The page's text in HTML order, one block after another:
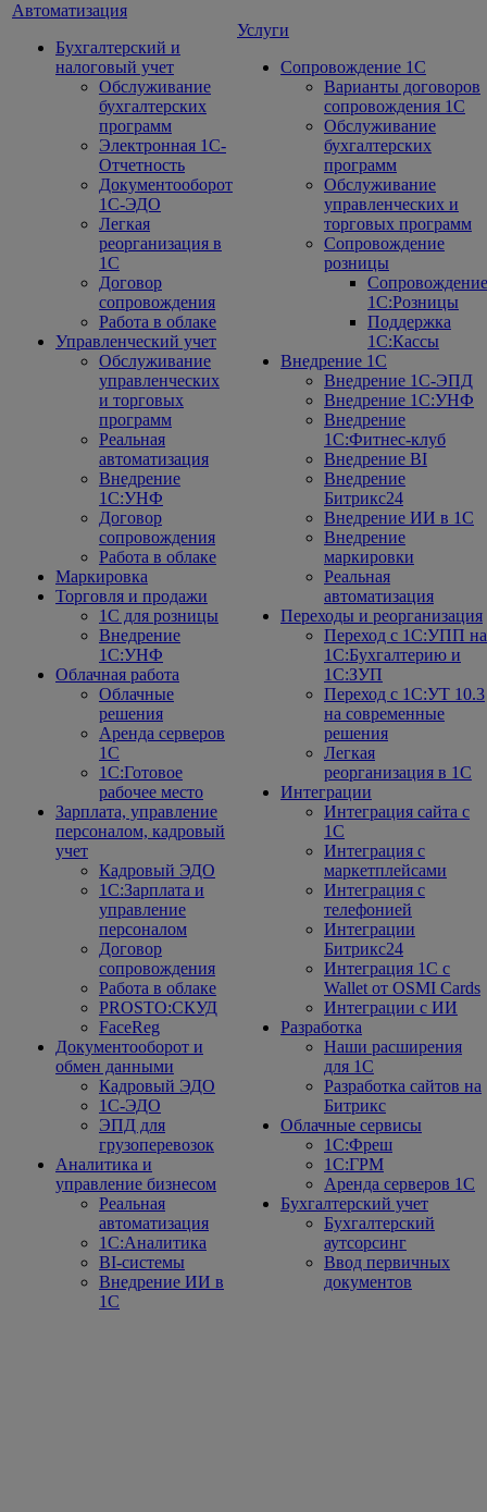
Автоматизация
Бухгалтерский и
налоговый учет
Обслуживание
бухгалтерских
программ
Электронная 1С-
Отчетность
Документооборот
1С-ЭДО
Легкая
реорганизация в
1С
Договор
сопровождения
Работа в облаке
Управленческий учет
Обслуживание
управленческих
и торговых
программ
Реальная
автоматизация
Внедрение
1С:УНФ
Договор
сопровождения
Работа в облаке
Маркировка
Торговля и продажи
1С для розницы
Внедрение
1С:УНФ
Облачная работа
Облачные
решения
Аренда серверов
1С
1C:Готовое
рабочее место
Зарплата, управление
персоналом, кадровый
учет
Кадровый ЭДО
1С:Зарплата и
управление
персоналом
Договор
сопровождения
Работа в облаке
PROSTO:СКУД
FaceReg
Документооборот и
обмен данными
Кадровый ЭДО
1С-ЭДО
ЭПД для
грузоперевозок
Аналитика и
управление бизнесом
Реальная
автоматизация
1С:Аналитика
BI-системы
Внедрение ИИ в
1С
Услуги
Сопровождение 1С
Варианты договоров
сопровождения 1С
Обслуживание
бухгалтерских
программ
Обслуживание
управленческих и
торговых программ
Сопровождение
розницы
Сопровождение
1С:Розницы
Поддержка
1С:Кассы
Внедрение 1С
Внедрение 1С-ЭПД
Внедрение 1С:УНФ
Внедрение
1С:Фитнес-клуб
Внедрение BI
Внедрение
Битрикс24
Внедрение ИИ в 1С
Внедрение
маркировки
Реальная
автоматизация
Переходы и реорганизация
Переход с 1С:УПП на
1С:Бухгалтерию и
1С:ЗУП
Переход с 1С:УТ 10.3
на современные
решения
Легкая
реорганизация в 1С
Интеграции
Интеграция сайта с
1С
Интеграция с
маркетплейсами
Интеграция с
телефонией
Интеграции
Битрикс24
Интеграция 1С с
Wallet от OSMI Cards
Интеграции с ИИ
Разработка
Наши расширения
для 1С
Разработка сайтов на
Битрикс
Облачные сервисы
1С:Фреш
1С:ГРМ
Аренда серверов 1С
Бухгалтерский учет
Бухгалтерский
аутсорсинг
Ввод первичных
документов